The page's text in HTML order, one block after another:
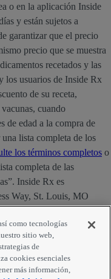
o en la aplicación Inside
y están sujetos a
garantizar que el precio
precio que se muestra
recetados y las
los usuarios de Inside Rx
de su receta,
cuando
de edad a la compra de
lista completa de los
los términos completos o
completa de las
Inside Rx es
Way, St. Louis, MO
como tecnologías
sitio web,
de
cookies esenciales
más información,